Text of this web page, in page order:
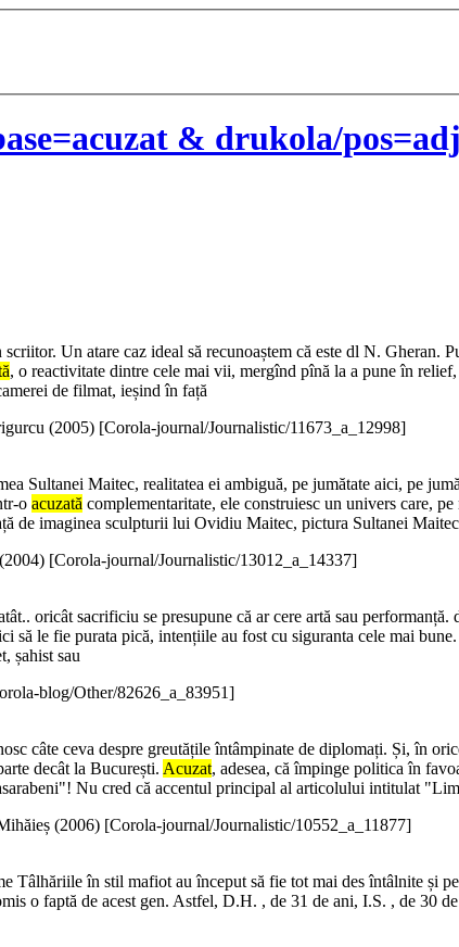
& drukola/
Un atare caz ideal să recunoaștem că este dl N. Gheran.
, o reactivitate dintre cele mai vii, mergînd pînă la a pune în
de filmat, ieșind în față
(2005) [Corola-journal/Journalistic/11673_a_12998]
Sultanei Maitec, realitatea ei ambiguă, pe jumătate aici, pe
o acuzată complementaritate, ele construiesc un univers care,
de imaginea sculpturii lui Ovidiu Maitec, pictura Sultanei
2004) [Corola-journal/Journalistic/13012_a_14337]
oricât sacrificiu se presupune că ar cere artă sau
să le fie purata pică, intențiile au fost cu siguranta cele mai
șahist sau
blog/Other/82626_a_83951]
câte ceva despre greutățile întâmpinate de diplomați. Și, în
decât la București. Acuzat, adesea, că împinge politica în
Nu cred că accentul principal al articolului intitulat
(2006) [Corola-journal/Journalistic/10552_a_11877]
Tâlhăriile în stil mafiot au început să fie tot mai des întâlnite și
o faptă de acest gen. Astfel, D.H. , de 31 de ani, I.S. , de 30